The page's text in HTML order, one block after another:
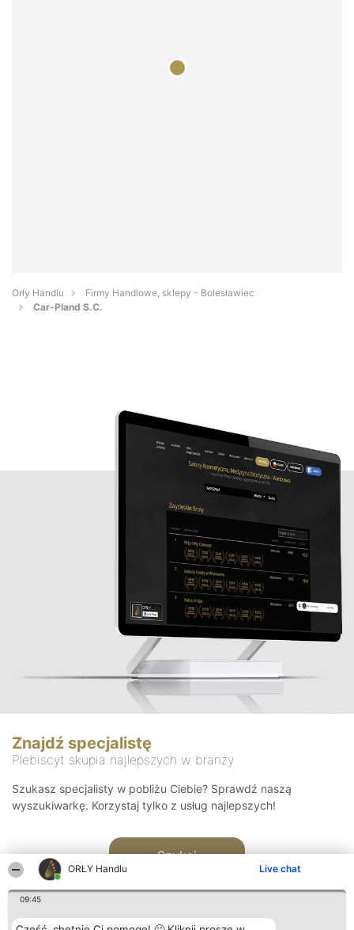
ORŁY Handlu Live chat
09:45
Orły Handlu
Firmy Handlowe, sklepy - Bolesławiec
Car-Pland S.C.
Znajdź specjalistę
Plebiscyt skupia najlepszych w branży
Szukasz specjalisty w pobliżu Ciebie? Sprawdź naszą
wyszukiwarkę. Korzystaj tylko z usług najlepszych!
Szukaj